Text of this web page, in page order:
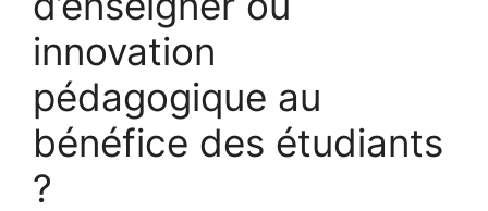
innovation
pédagogique au
bénéfice des étudiants
?